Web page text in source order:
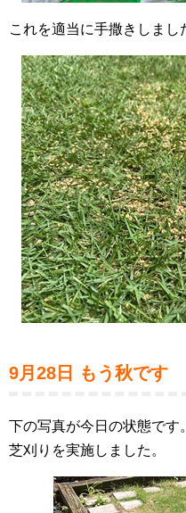
これを適当に手撒きしまし
9月28日 もう秋です
下の写真が今日の状態です
芝刈りを実施しました。